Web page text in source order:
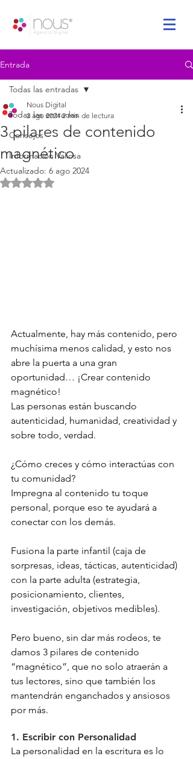
Entrada
Todas las entradas
Consejos
Información Valiosa
Todas las entradas
3 pilares de contenido
magnético
Nous Digital
2 ago 2024 2 min de lectura
Actualizado: 6 ago 2024
Obtuvo NaN de 5 estrellas.
Actualmente, hay más contenido, pero
muchísima menos calidad, y esto nos
abre la puerta a una gran
oportunidad… ¡Crear contenido
magnético!
Las personas están buscando
autenticidad, humanidad, creatividad y
sobre todo, verdad.
¿Cómo creces y cómo interactúas con
tu comunidad?
Impregna al contenido tu toque
personal, porque eso te ayudará a
conectar con los demás.
Fusiona la parte infantil (caja de
sorpresas, ideas, tácticas, autenticidad)
con la parte adulta (estrategia,
posicionamiento, clientes,
investigación, objetivos medibles).
Pero bueno, sin dar más rodeos, te
damos 3 pilares de contenido
“magnético”, que no solo atraerán a
tus lectores, sino que también los
mantendrán enganchados y ansiosos
por más.
1. Escribir con Personalidad
La personalidad en la escritura es lo